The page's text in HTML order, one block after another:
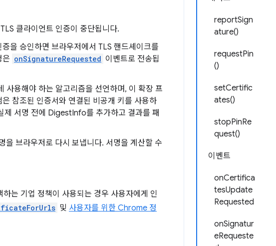
reportSign
ature()
requestPin
()
setCertific
ates()
stopPinRe
quest()
이벤트
onCertifica
tesUpdate
Requested
onSignatur
eRequeste
클라이언트 인증이 중단됩니다.
을 승인하면 브라우저에서 TLS 핸드셰이크를
은 onSignatureRequested 이벤트로 전송됩
사용해야 하는 알고리즘을 선언하며, 이 확장 프
참조된 인증서와 연결된 비공개 키를 사용하
제 서명 전에 DigestInfo를 추가하고 결과를 패
을 브라우저로 다시 보냅니다. 서명을 계산할 수
는 기업 정책이 사용되는 경우 사용자에게 인
및 사용자를 위한 Chrome 정